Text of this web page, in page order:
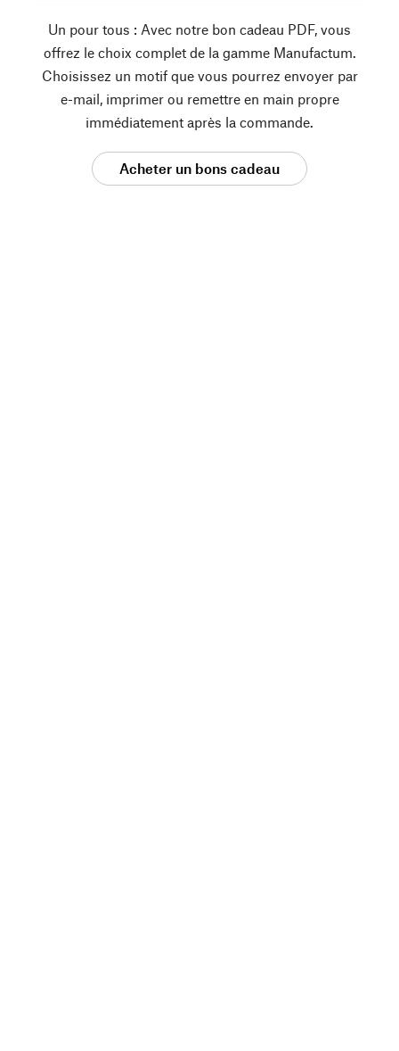
Un pour tous : Avec notre bon cadeau PDF, vous
offrez le choix complet de la gamme Manufactum.
Choisissez un motif que vous pourrez envoyer par
e-mail, imprimer ou remettre en main propre
immédiatement après la commande.
Acheter un bons cadeau